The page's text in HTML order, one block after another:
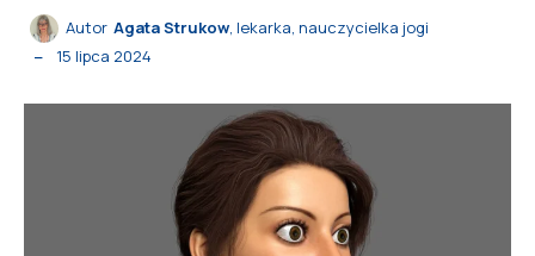
Autor Agata Strukow, lekarka, nauczycielka jogi
15 lipca 2024